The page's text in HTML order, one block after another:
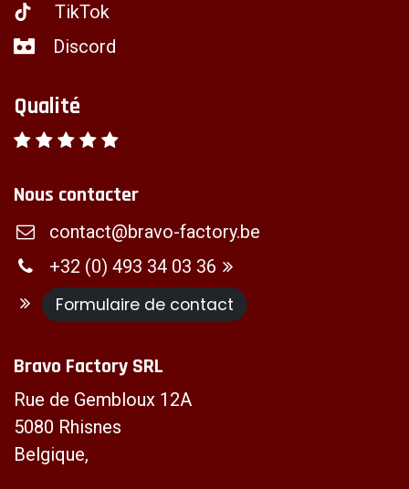
TikTok
Discord
Qualité
Nous contacter
contact@bravo-factory.be
+32 (0) 493 34 03 36
Formulaire de contact
Bravo Factory SRL
Rue de Gembloux 12A
5080 Rhisnes
Belgique,